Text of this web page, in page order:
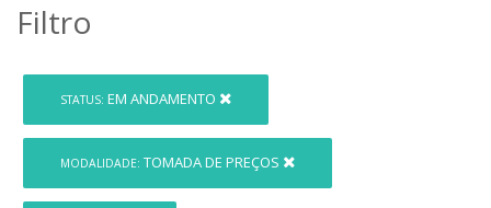
Filtro
STATUS: EM ANDAMENTO
MODALIDADE: TOMADA DE PREÇOS